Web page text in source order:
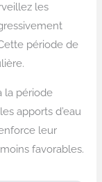
les
période de
la période
apports d’eau
leur
favorables.